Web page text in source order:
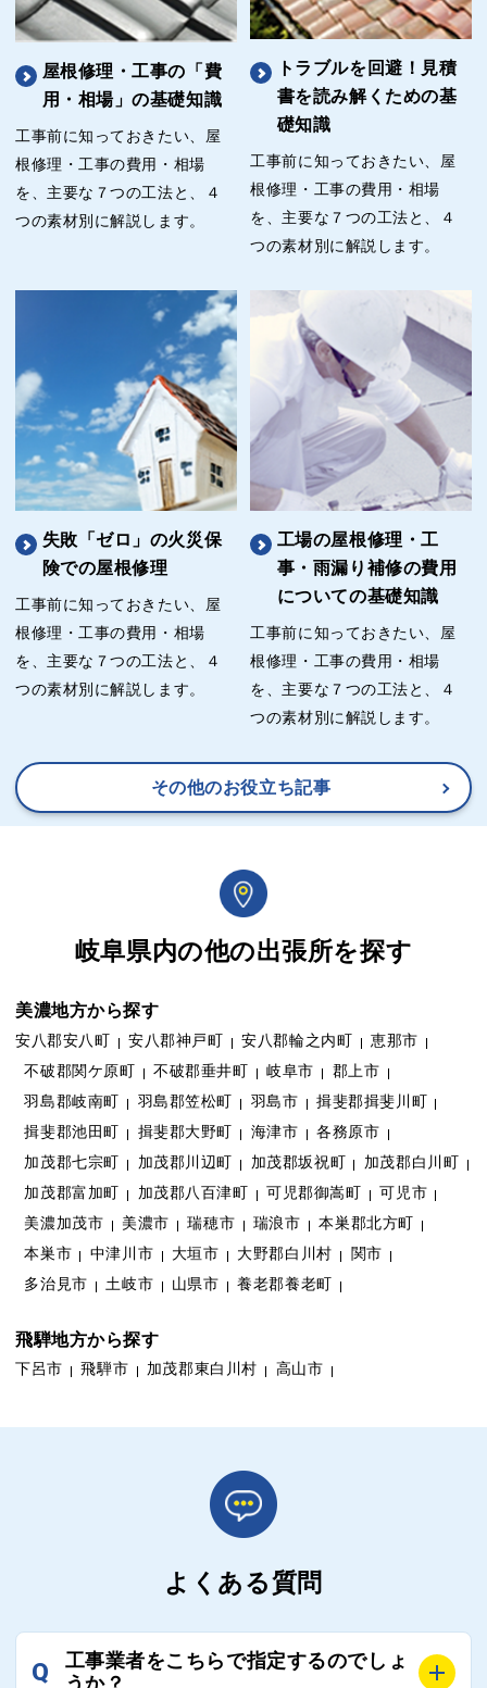
屋根修理・工事の「費
用・相場」の基礎知識
工事前に知っておきたい、屋
根修理・工事の費用・相場
を、主要な７つの工法と、４
つの素材別に解説します。
トラブルを回避！見積
書を読み解くための基
礎知識
工事前に知っておきたい、屋
根修理・工事の費用・相場
を、主要な７つの工法と、４
つの素材別に解説します。
失敗「ゼロ」の火災保
険での屋根修理
工事前に知っておきたい、屋
根修理・工事の費用・相場
を、主要な７つの工法と、４
つの素材別に解説します。
工場の屋根修理・工
事・雨漏り補修の費用
についての基礎知識
工事前に知っておきたい、屋
根修理・工事の費用・相場
を、主要な７つの工法と、４
つの素材別に解説します。
その他のお役立ち記事
岐阜県内の他の出張所を探す
美濃地方から探す
安八郡安八町 安八郡神戸町 安八郡輪之内町
恵那市
不破郡関ケ原町
不破郡垂井町 岐阜市
郡上市
羽島郡岐南町
羽島郡笠松町 羽島市
揖斐郡揖斐川町
揖斐郡池田町
揖斐郡大野町 海津市
各務原市
加茂郡七宗町
加茂郡川辺町 加茂郡坂祝町
加茂郡白川町
加茂郡富加町
加茂郡八百津町 可児郡御嵩町
可児市
美濃加茂市
美濃市 瑞穂市 瑞浪市
本巣郡北方町
本巣市
中津川市 大垣市 大野郡白川村
関市
多治見市
土岐市 山県市 養老郡養老町
飛騨地方から探す
下呂市 飛騨市 加茂郡東白川村 高山市
よくある質問
Q
工事業者をこちらで指定するのでしょ
うか？